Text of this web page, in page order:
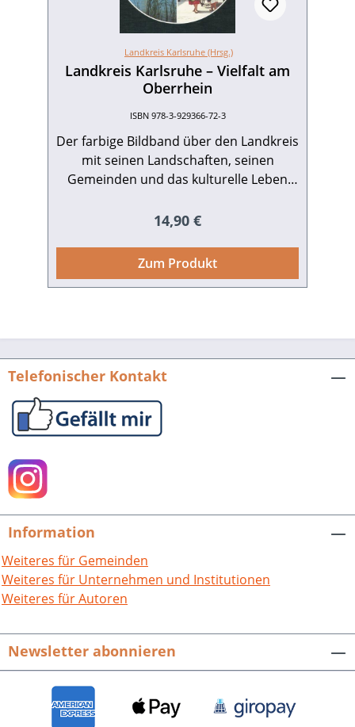
Schwartz.108 S. mit 111 Illustrationen
von Wolfgang Schwartz, attraktives
quadratisches Format, fester Einband.
2002.ISBN 978-3-89735-200-1. EUR 13,90.
Landkreis Karlsruhe (Hrsg.)
Landkreis Karlsruhe – Vielfalt am
Oberrhein
ISBN 978-3-929366-72-3
Der farbige Bildband über den Landkreis
mit seinen Landschaften, seinen
Gemeinden und das kulturelle Leben
Jahr 1987 dar und führt die ganze Vielfalt
eindrucksvoll vor Augen. Hrsg. vom
farbigen Abb., repräsentatives
Regulärer Preis:
14,90 €
Zum Produkt
Telefonischer Kontakt
Information
Weiteres für Gemeinden
Weiteres für Unternehmen und Institutionen
Weiteres für Autoren
Newsletter abonnieren